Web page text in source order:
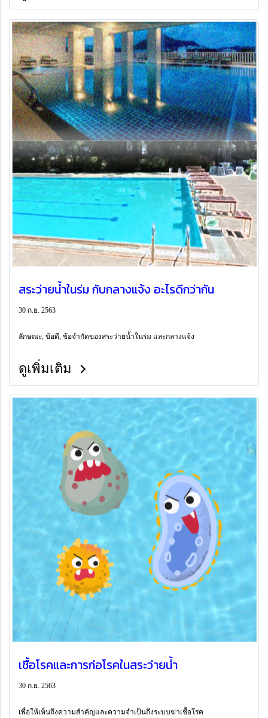
สระว่ายน้ำในร่ม กับกลางแจ้ง อะไรดีกว่ากัน
30 ก.ย. 2563
ลักษณะ, ข้อดี, ข้อจำกัดของสระว่ายน้ำในร่ม และกลางแจ้ง
ดูเพิ่มเติม
เชื้อโรคและการก่อโรคในสระว่ายน้ำ
30 ก.ย. 2563
เพื่อให้เห็นถึงความสำคัญและความจำเป็นถึงระบบฆ่าเชื้อโรค